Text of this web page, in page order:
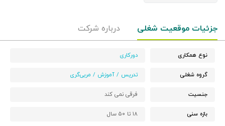
جزئیات موقعیت شغلی درباره شرکت
نوع همکاری دورکاری
گروه شغلی تدریس / آموزش / مربی‌گری
جنسیت فرقی نمی کند
بازه سنی ۱۸ تا ۵۰ سال